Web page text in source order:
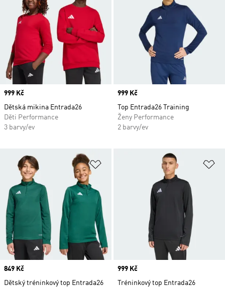
Price
999 Kč
Dětská mikina Entrada26
Děti Performance
3 barvy/ev
Price
999 Kč
Top Entrada26 Training
Ženy Performance
2 barvy/ev
Přidat do seznamu přání
Price
849 Kč
Dětský tréninkový top Entrada26
Price
999 Kč
Tréninkový top Entrada26